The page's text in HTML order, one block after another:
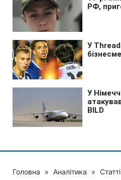
Головна » Аналітика » Статті